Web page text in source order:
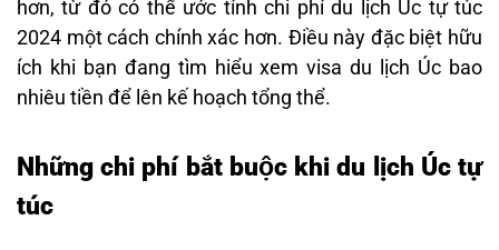
hơn, từ đó có thể ước tính chi phí du lịch Úc tự túc
2024 một cách chính xác hơn. Điều này đặc biệt hữu
ích khi bạn đang tìm hiểu xem visa du lịch Úc bao
nhiêu tiền để lên kế hoạch tổng thể.
Những chi phí bắt buộc khi du lịch Úc tự
túc